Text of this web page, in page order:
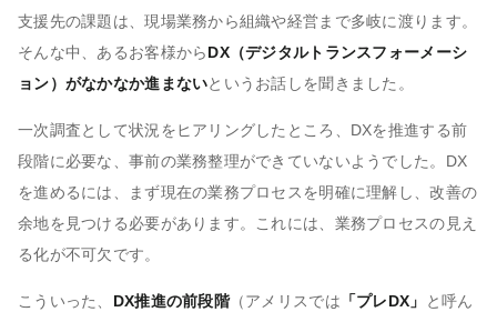
支援先の課題は、現場業務から組織や経営まで多岐に渡ります。
そんな中、あるお客様からDX（デジタルトランスフォーメーシ
ョン）がなかなか進まないというお話しを聞きました。
一次調査として状況をヒアリングしたところ、DXを推進する前
段階に必要な、事前の業務整理ができていないようでした。DX
を進めるには、まず現在の業務プロセスを明確に理解し、改善の
余地を見つける必要があります。これには、業務プロセスの見え
る化が不可欠です。
こういった、 DX推進の前段階（アメリスでは 「プレDX」
と呼ん